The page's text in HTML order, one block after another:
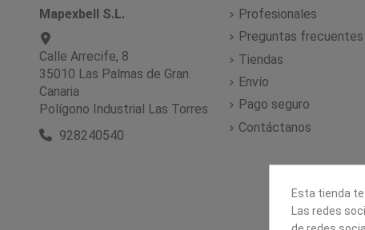
Mapexbell S.L.
Calle Arrecife, 8
35010 Las Palmas de Gran
Canaria
Polígono Industrial Las Torres
928240540
Profesionales
Preguntas frecuentes
Tiendas
Envío
Pago seguro
Contáctanos
Esta tienda
Las redes